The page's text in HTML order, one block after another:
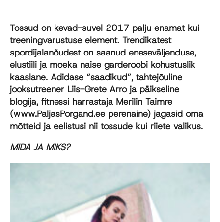
Tossud on kevad-suvel 2017 palju enamat kui
treeningvarustuse element. Trendikatest
spordijalanõudest on saanud eneseväljenduse,
elustiili ja moeka naise garderoobi kohustuslik
kaaslane. Adidase “saadikud”, tahtejõuline
jooksutreener Liis-Grete Arro ja päikseline
blogija, fitnessi harrastaja Merilin Taimre
(www.PaljasPorgand.ee perenaine) jagasid oma
mõtteid ja eelistusi nii tossude kui riiete valikus.
MIDA JA MIKS?